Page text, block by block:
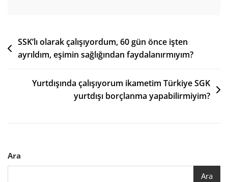
Yazı
gezinmesi
SSK’lı olarak çalışıyordum, 60 gün önce işten
ayrıldım, eşimin sağlığından faydalanırmıyım?
Yurtdışında çalışıyorum ikametim Türkiye SGK
yurtdışı borçlanma yapabilirmiyim?
Ara
Ara